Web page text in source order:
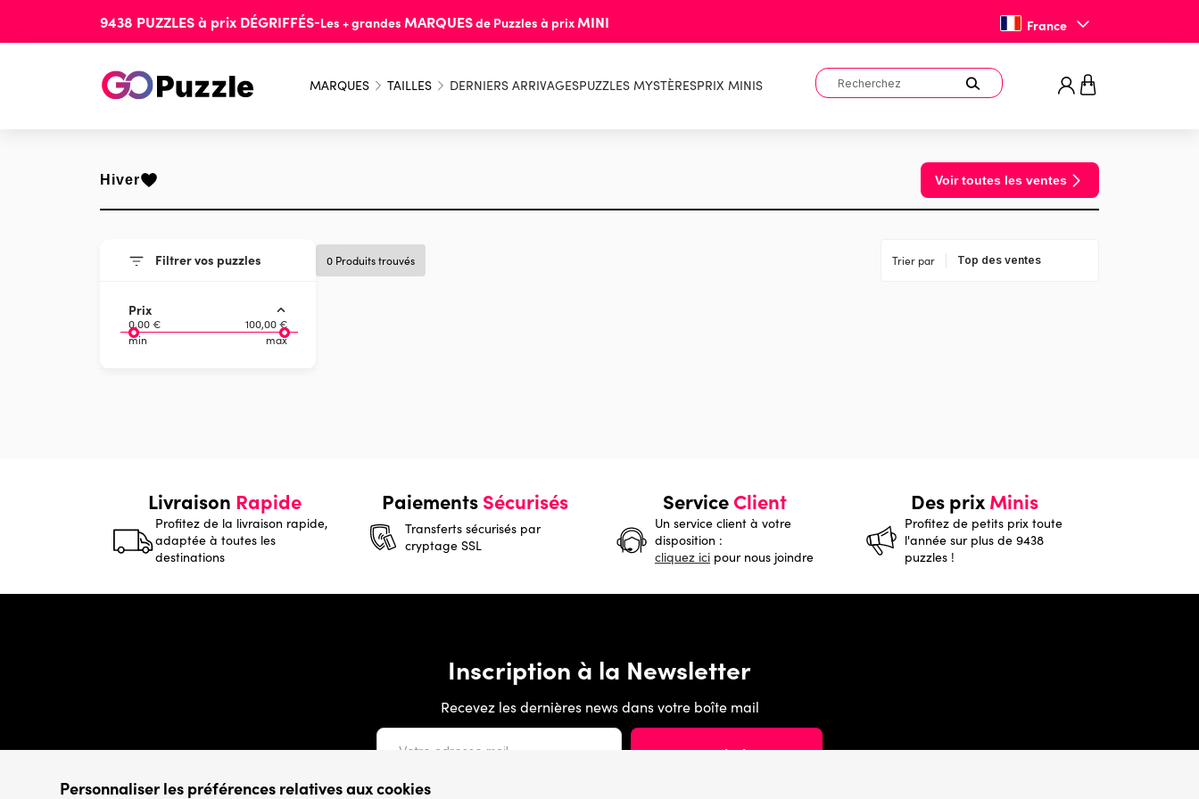
9438 PUZZLESà prix DÉGRIFFÉS-Les + grandes MARQUESde Puzzles à prix MINI France
MARQUES TAILLES DERNIERS ARRIVAGESPUZZLES MYSTÈRESPRIX MINIS
Hiver Voir toutes les ventes
0 Produits trouvés Trier par
Filtrer vos puzzles
Prix
0,00 €
100,00 €
min
max
Livraison Rapide
Profitez de la livraison rapide,
adaptée à toutes les
destinations
PaiementsSécurisés
Transferts sécurisés par
cryptage SSL
ServiceClient
Un service client à votre
disposition :
cliquez ici pour nous joindre
Des prixMinis
Profitez de petits prix toute
l'année sur plus de 9438
puzzles !
Inscription à la Newsletter
Recevez les dernières news dans votre boîte mail
Personnaliser les préférences relatives aux cookies